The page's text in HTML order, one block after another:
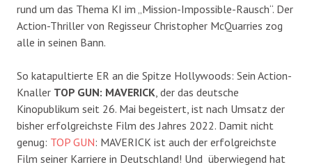
rund um das Thema KI im „Mission-Impossible-Rausch“. Der
Action-Thriller von Regisseur Christopher McQuarries zog
alle in seinen Bann.
So katapultierte ER an die Spitze Hollywoods: Sein Action-
Knaller TOP GUN: MAVERICK , der das deutsche
Kinopublikum seit 26. Mai begeistert, ist nach Umsatz der
bisher erfolgreichste Film des Jahres 2022. Damit nicht
genug: TOP GUN: MAVERICK ist auch der erfolgreichste
Film seiner Karriere in Deutschland! Und überwiegend hat